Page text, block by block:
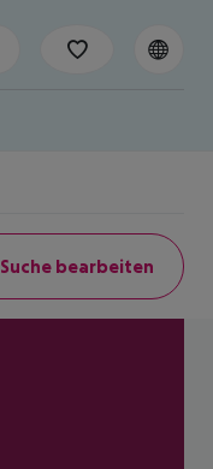
Suche bearbeiten